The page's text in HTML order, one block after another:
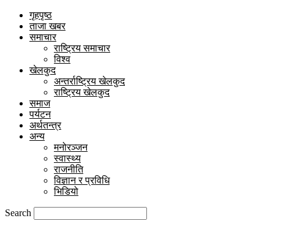
गृहपृष्ठ
ताजा खबर
समाचार
राष्ट्रिय समाचार
विश्व
खेलकुद
अन्तर्राष्ट्रिय खेलकुद
राष्ट्रिय खेलकुद
समाज
पर्यटन
अर्थतन्त्र
अन्य
मनोरञ्जन
स्वास्थ्य
राजनीति
विज्ञान र प्रविधि
भिडियो
Search